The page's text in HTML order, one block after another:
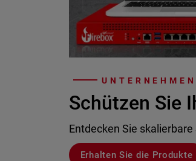
UNTERNEHMEN
Schützen Sie
Entdecken Sie
Erhalten Sie die Produkte